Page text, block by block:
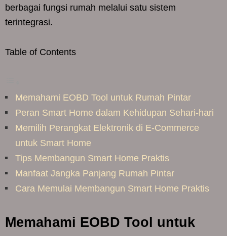
berbagai fungsi rumah melalui satu sistem
terintegrasi.
Table of Contents
Memahami EOBD Tool untuk Rumah Pintar
Peran Smart Home dalam Kehidupan Sehari-hari
Memilih Perangkat Elektronik di E-Commerce
untuk Smart Home
Tips Membangun Smart Home Praktis
Manfaat Jangka Panjang Rumah Pintar
Cara Memulai Membangun Smart Home Praktis
Memahami EOBD Tool untuk